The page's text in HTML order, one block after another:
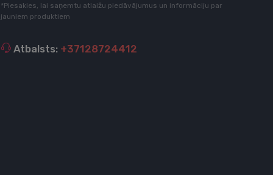
*Piesakies, lai saņemtu atlaižu piedāvājumus un informāciju par
jauniem produktiem
Atbalsts: +37128724412